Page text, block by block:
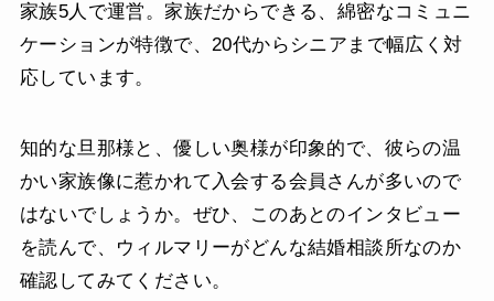
家族5人で運営。家族だからできる、綿密なコミュニ
ケーションが特徴で、20代からシニアまで幅広く対
応しています。
知的な旦那様と、優しい奥様が印象的で、彼らの温
かい家族像に惹かれて入会する会員さんが多いので
はないでしょうか。ぜひ、このあとのインタビュー
を読んで、ウィルマリーがどんな結婚相談所なのか
確認してみてください。